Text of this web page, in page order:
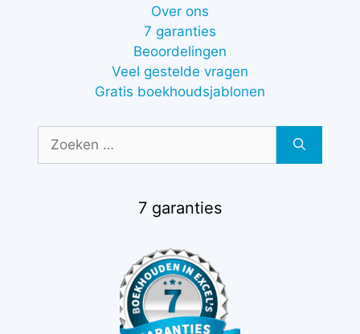
Over ons
7 garanties
Beoordelingen
Veel gestelde vragen
Gratis boekhoudsjablonen
naar:
7 garanties